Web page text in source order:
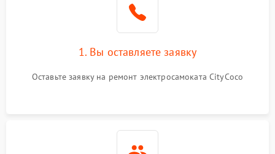
1. Вы оставляете заявку
Оставьте заявку на ремонт электросамоката CityCoco